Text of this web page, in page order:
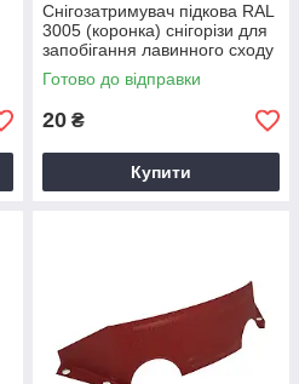
Снігозатримувач підкова RAL
3005 (коронка) снігорізи для
запобігання лавинного сходу
снігу з поверхні покрівлі
Готово до відправки
20 ₴
Купити